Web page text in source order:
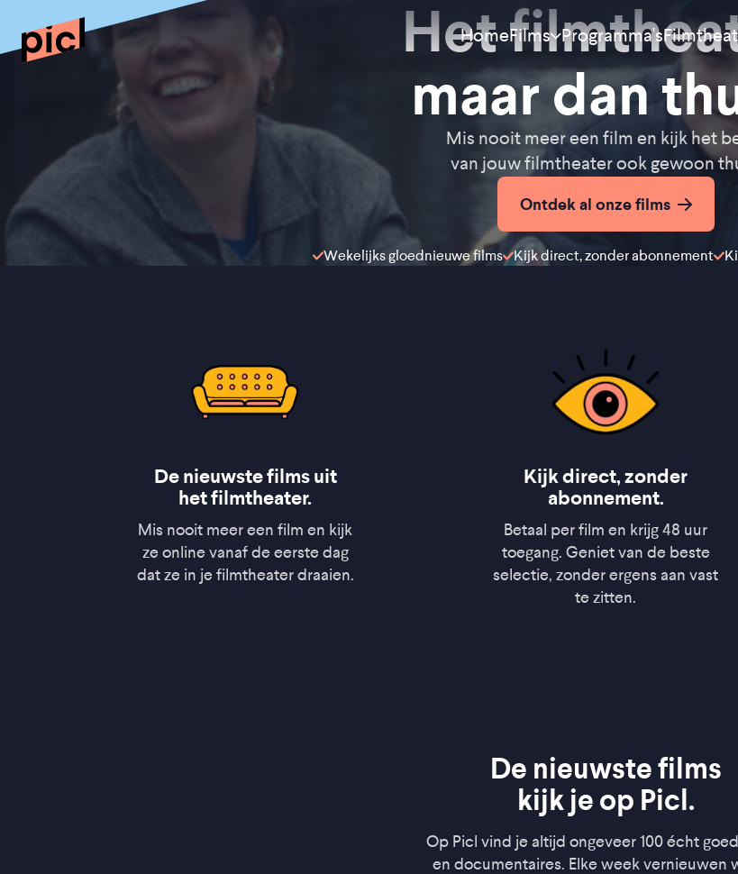
HomeFilms
Meest bekeken
Nieuw
Aanraders
Binnenkort
Programma's
Het
maar dan
Mis nooit meer een film en kijk het
van jouw filmtheater ook gewoon
Ontdek al onze films
Wekelijks gloednieuwe films Kijk direct, zonder abonnement
De nieuwste films uit
het filmtheater.
Mis nooit meer een film en kijk
ze online vanaf de eerste dag
dat ze in je filmtheater draaien.
Kijk direct, zonder
abonnement.
Betaal per film en krijg 48 uur
toegang. Geniet van de beste
selectie, zonder ergens aan vast
te zitten.
De nieuwste films
kijk je op Picl.
Op Picl vind je altijd ongeveer 100 écht
en documentaires. Elke week vernieuwen